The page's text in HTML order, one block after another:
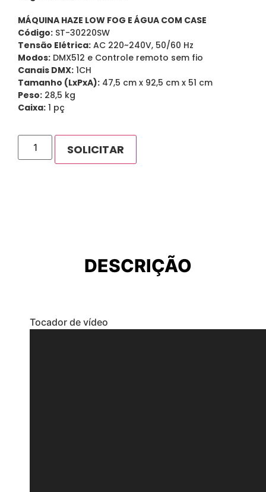
MÁQUINA HAZE LOW FOG E ÁGUA COM CASE
Código: ST-30220SW
Tensão Elétrica: AC 220~240V, 50/60 Hz
Modos: DMX512 e Controle remoto sem fio
Canais DMX: 1CH
Tamanho (LxPxA): 47,5 cm x 92,5 cm x 51 cm
Peso: 28,5 kg
Caixa: 1 pç
DESCRIÇÃO
Tocador de vídeo